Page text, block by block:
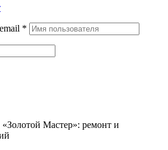
*
Мастер»: ремонт и